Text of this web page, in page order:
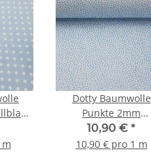
Dotty Baumwolle
Punkte 2mm
weiß/hellblau
10,90 € *
10,90 € pro 1 m